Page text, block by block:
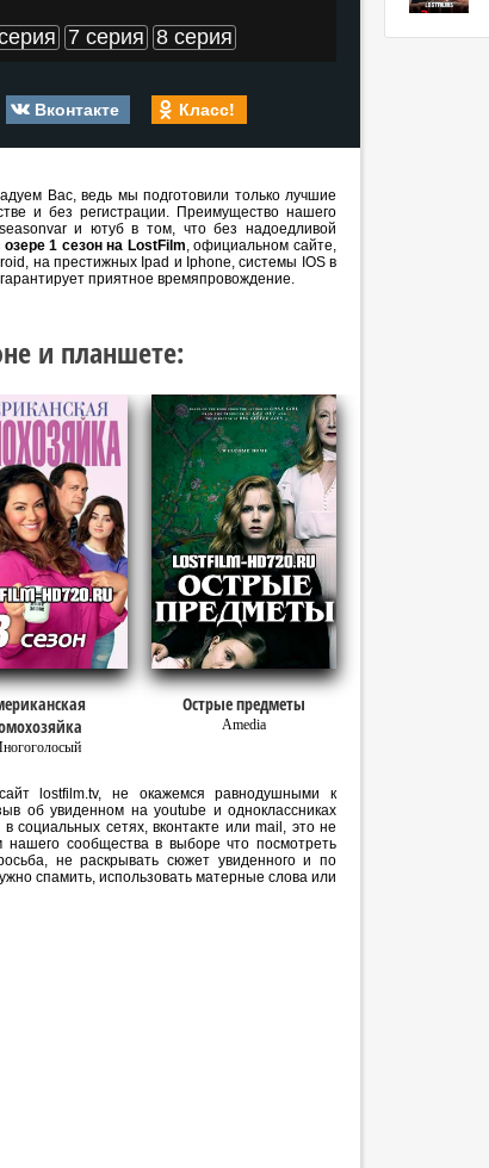
7 серия 8 серия
Вконтакте Класс!
Вас, ведь мы подготовили только лучшие
и без регистрации. Преимущество нашего
и ютуб в том, что без надоедливой
1 сезон на LostFilm, официальном сайте,
на престижных Ipad и Iphone, системы IOS в
приятное времяпровождение.
и планшете:
Острые предметы
Amedia
lostfilm.tv, не окажемся равнодушными к
об увиденном на youtube и одноклассниках
сетях, вконтакте или mail, это не
сообщества в выборе что посмотреть
не раскрывать сюжет увиденного и по
спамить, использовать матерные слова или